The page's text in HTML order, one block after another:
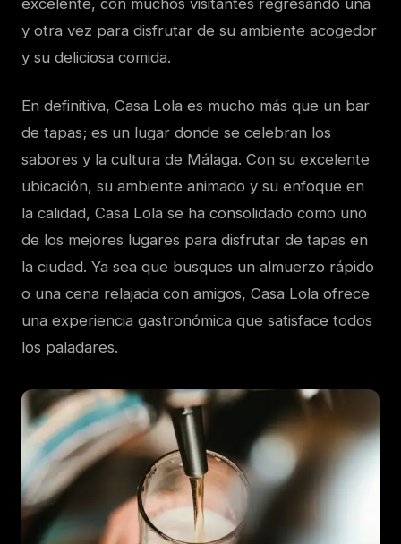
excelente, con muchos visitantes regresando una
y otra vez para disfrutar de su ambiente acogedor
y su deliciosa comida.
En definitiva, Casa Lola es mucho más que un bar
de tapas; es un lugar donde se celebran los
sabores y la cultura de Málaga. Con su excelente
ubicación, su ambiente animado y su enfoque en
la calidad, Casa Lola se ha consolidado como uno
de los mejores lugares para disfrutar de tapas en
la ciudad. Ya sea que busques un almuerzo rápido
o una cena relajada con amigos, Casa Lola ofrece
una experiencia gastronómica que satisface todos
los paladares.